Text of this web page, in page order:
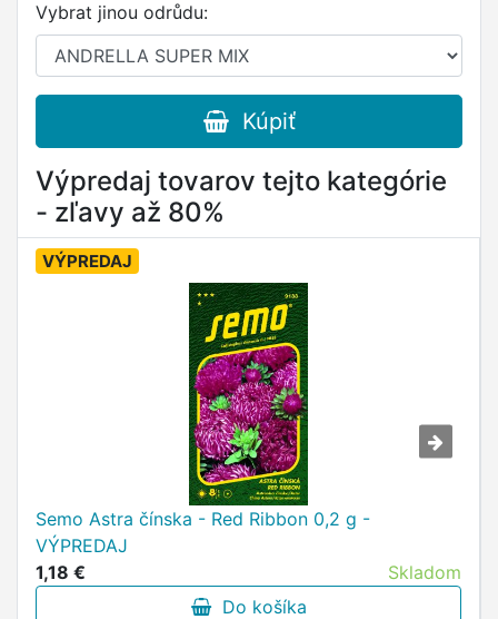
Vybrat jinou odrůdu:
Kúpiť
Výpredaj tovarov tejto kategórie
- zľavy až 80%
VÝPREDAJ
Semo Astra čínska - Red Ribbon 0,2 g -
VÝPREDAJ
1,18 €
Skladom
Do košíka